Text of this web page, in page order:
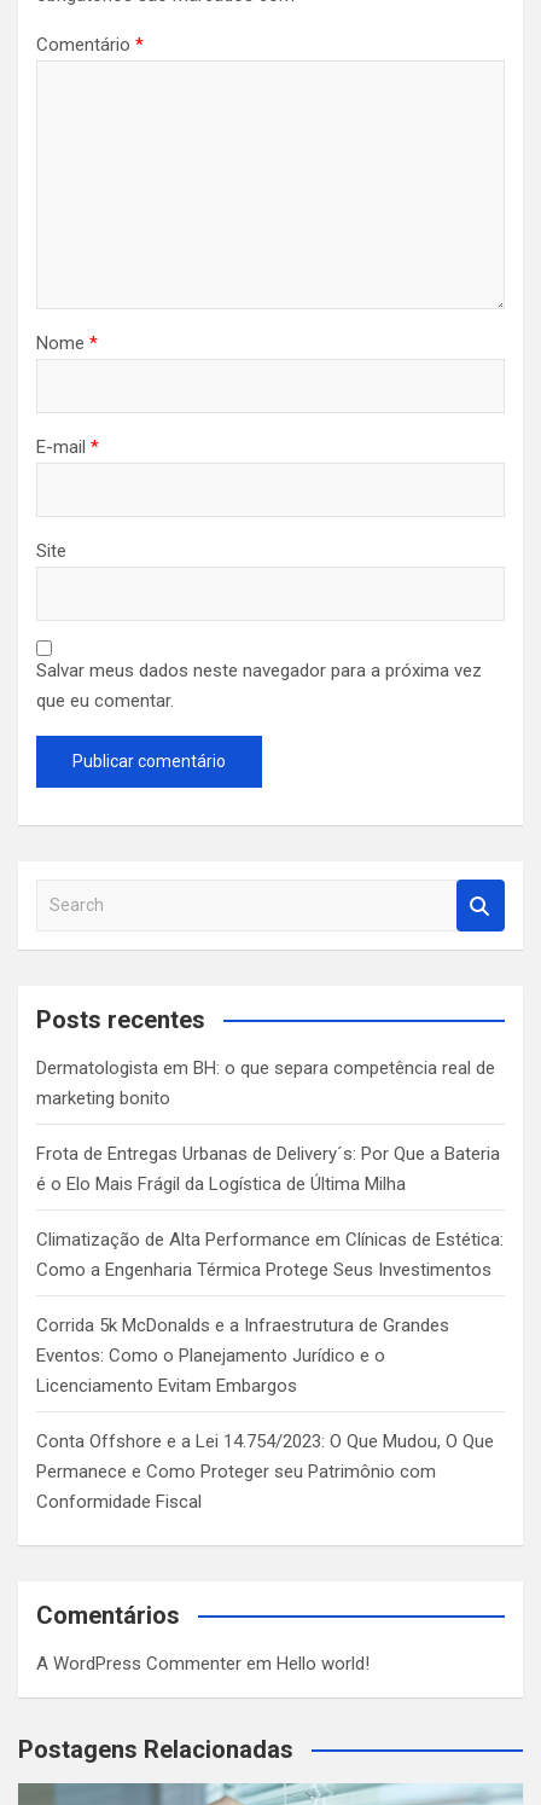
Comentário *
Nome *
E-mail *
Site
Salvar meus dados neste navegador para a próxima vez
que eu comentar.
a
c
Posts recentes
Dermatologista em BH: o que separa competência real de
marketing bonito
Frota de Entregas Urbanas de Delivery´s: Por Que a Bateria
é o Elo Mais Frágil da Logística de Última Milha
Climatização de Alta Performance em Clínicas de Estética:
Como a Engenharia Térmica Protege Seus Investimentos
Corrida 5k McDonalds e a Infraestrutura de Grandes
Eventos: Como o Planejamento Jurídico e o
Licenciamento Evitam Embargos
Conta Offshore e a Lei 14.754/2023: O Que Mudou, O Que
Permanece e Como Proteger seu Patrimônio com
Conformidade Fiscal
Comentários
A WordPress Commenter em Hello world!
Postagens Relacionadas